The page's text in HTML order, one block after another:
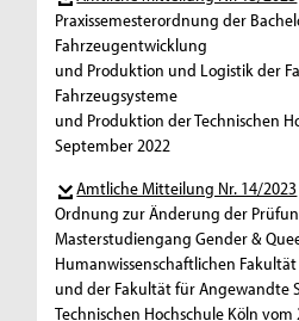
Praxissemesterordnung der
Fahrzeugentwicklung
und Produktion und Logistik der
Fahrzeugsysteme
und Produktion der Technischen
September 2022
Amtliche Mitteilung Nr. 14/2023
Ordnung zur Änderung der
Masterstudiengang Gender &
Humanwissenschaftlichen
und der Fakultät für Angewandte
Technischen Hochschule Köln vom